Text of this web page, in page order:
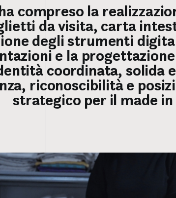
compreso la
da visita, carta
degli strumenti
e la
coordinata, solida
riconoscibilità e
strategico per il made